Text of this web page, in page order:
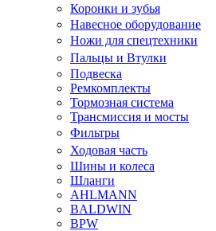
Коронки и зубья
Навесное оборудование
Ножи для спецтехники
Пальцы и Втулки
Подвеска
Ремкомплекты
Тормозная система
Трансмиссия и мосты
Фильтры
Ходовая часть
Шины и колеса
Шланги
AHLMANN
BALDWIN
BPW